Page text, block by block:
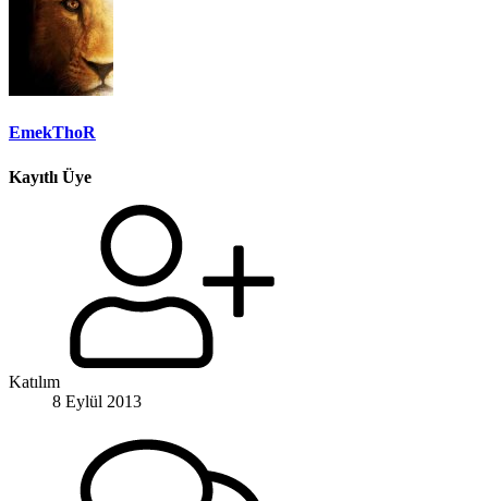
EmekThoR
Kayıtlı Üye
Katılım
8 Eylül 2013